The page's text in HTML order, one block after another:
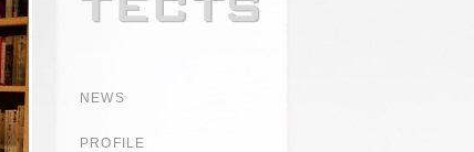
NEWS
PROFILE